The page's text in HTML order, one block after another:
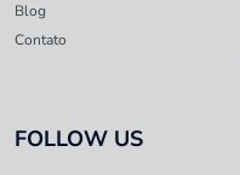
Blog
Contato
FOLLOW US